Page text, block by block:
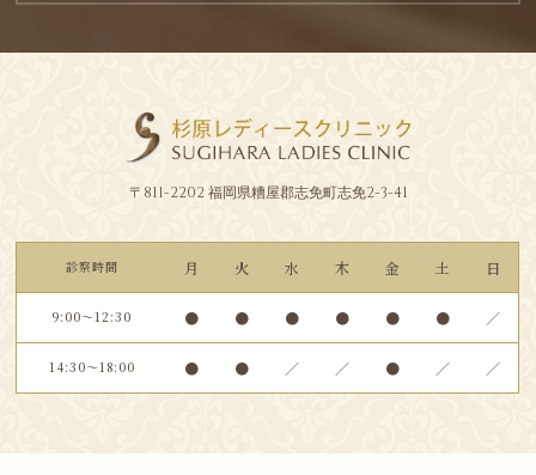
〒811-2202 福岡県糟屋郡志免町志免2-3-41
診察時間 月 火 水 木 金 土 日
9:00～12:30 ● ● ● ● ● ● ／
14:30～18:00 ● ● ／ ／ ● ／ ／